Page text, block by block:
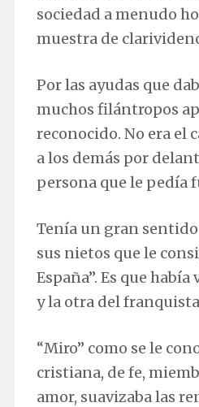
sociedad a menudo
muestra de
Por las ayudas que
muchos filántropos
reconocido. No era el
a los demás por
persona que le pedía
Tenía un gran
sus nietos que le
España”. Es que
y la otra del
“Miro” como se le
cristiana, de fe,
amor, suavizaba las